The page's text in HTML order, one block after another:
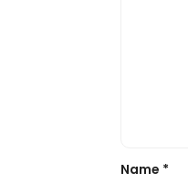
Name *